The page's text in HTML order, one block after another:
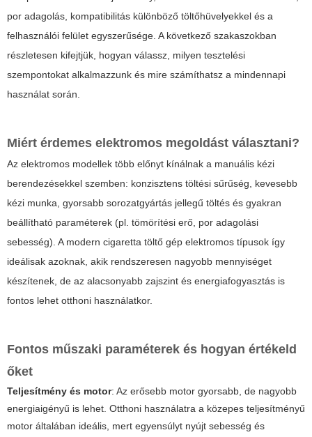
por adagolás, kompatibilitás különböző töltőhüvelyekkel és a
felhasználói felület egyszerűsége. A következő szakaszokban
részletesen kifejtjük, hogyan válassz, milyen tesztelési
szempontokat alkalmazzunk és mire számíthatsz a mindennapi
használat során.
Miért érdemes elektromos megoldást választani?
Az elektromos modellek több előnyt kínálnak a manuális kézi
berendezésekkel szemben: konzisztens töltési sűrűség, kevesebb
kézi munka, gyorsabb sorozatgyártás jellegű töltés és gyakran
beállítható paraméterek (pl. tömörítési erő, por adagolási
sebesség). A modern cigaretta töltő gép elektromos típusok így
ideálisak azoknak, akik rendszeresen nagyobb mennyiséget
készítenek, de az alacsonyabb zajszint és energiafogyasztás is
fontos lehet otthoni használatkor.
Fontos műszaki paraméterek és hogyan értékeld
őket
Teljesítmény és motor: Az erősebb motor gyorsabb, de nagyobb
energiaigényű is lehet. Otthoni használatra a közepes teljesítményű
motor általában ideális, mert egyensúlyt nyújt sebesség és